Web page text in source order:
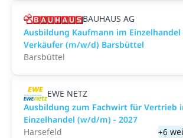
BAUHAUS AG
Ausbildung Kaufmann im
Verkäufer (m/w/d) Barsbüttel
Barsbüttel
EWE NETZ
Ausbildung zum Fachwirt für Vertrieb
Einzelhandel (w/d/m) - 2027
Harsefeld
+6